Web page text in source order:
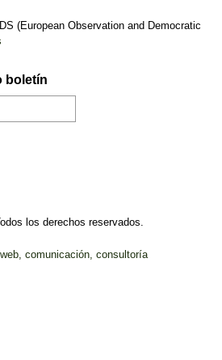
(European Observation and Democratic
boletín
los derechos reservados.